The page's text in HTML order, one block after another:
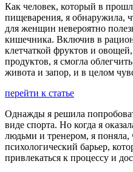
Как человек, который в
пищеварения, я обнаружила,
для женщин невероятно
кишечника. Включив в
клетчаткой фруктов и
продуктов, я смогла
живота и запор, и в целом
перейти к статье
Однажды я решила
виде спорта. Но когда я
людьми и тренером, я поняла,
психологический барьер,
привлекаться к процессу и